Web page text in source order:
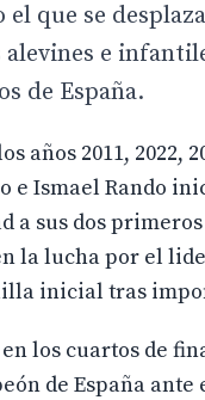
que se
e
de España.
años 2011,
e Ismael Rando
sus dos
la lucha por el
inicial tras
los cuartos de
de España